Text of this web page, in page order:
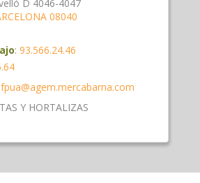
D 4046-4047
08040
: 93.566.24.46
fpua@agem.mercabarna.com
Y HORTALIZAS